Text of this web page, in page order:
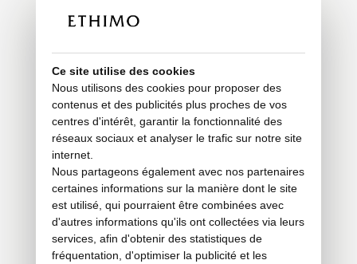
Ce site utilise des cookies
Nous utilisons des cookies pour proposer des
contenus et des publicités plus proches de vos
centres d'intérêt, garantir la fonctionnalité des
réseaux sociaux et analyser le trafic sur notre site
internet.
Nous partageons également avec nos partenaires
certaines informations sur la manière dont le site
est utilisé, qui pourraient être combinées avec
d'autres informations qu'ils ont collectées via leurs
services, afin d'obtenir des statistiques de
fréquentation, d'optimiser la publicité et les